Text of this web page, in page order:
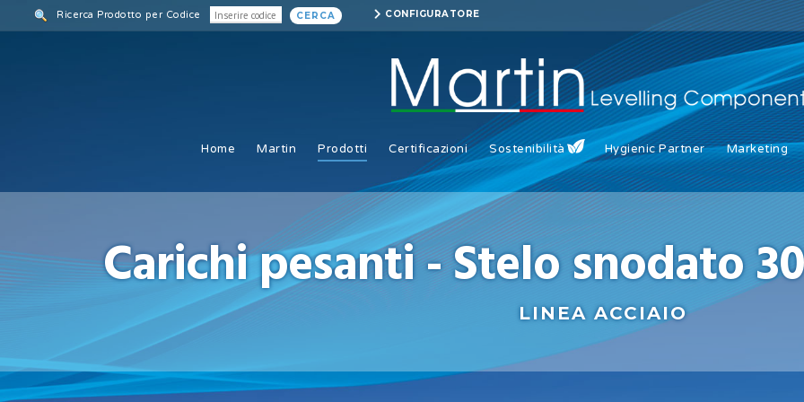
to
Ricerca Prodotto per Codice CERCA CONFIGURATORE
Home Martin Prodotti Certificazioni Sostenibilità Hygienic Partner Marketing
Carichi pesanti - Stelo snodato
LINEA ACCIAIO